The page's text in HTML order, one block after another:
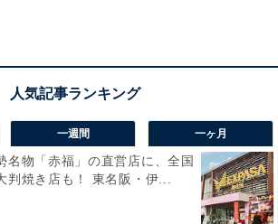
iOM92B22ACBK」
一週間 一ヶ月
名物「赤福」の直営店に、全国
判焼き店も！ 東名阪・伊...